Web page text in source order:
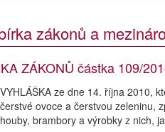
zákonů a
ZÁKONŮ částka 109/
VYHLÁŠKA ze dne 14. října 2010,
čerstvé ovoce a čerstvou zeleninu,
houby, brambory a výrobky z nich,